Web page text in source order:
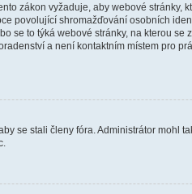
zákon vyžaduje, aby webové
povolující shromažďování osobních
se to týká webové stránky, na kterou
a není kontaktním místem pro
se stali členy fóra. Administrátor mohl